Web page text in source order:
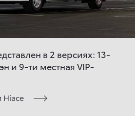
в 2 версиях: 13-
и 9-ти местная VIP-
Hiace